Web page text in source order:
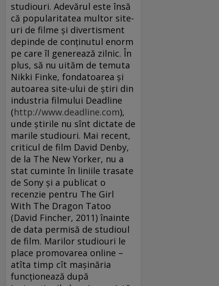
studiouri. Adevărul este însă
că popularitatea multor site-
uri de filme şi divertisment
depinde de conţinutul enorm
pe care îl generează zilnic. În
plus, să nu uităm de temuta
Nikki Finke, fondatoarea şi
autoarea site-ului de ştiri din
industria filmului Deadline
(http://www.deadline.com),
unde ştirile nu sînt dictate de
marile studiouri. Mai recent,
criticul de film David Denby,
de la The New Yorker, nu a
stat cuminte în liniile trasate
de Sony şi a publicat o
recenzie pentru The Girl
With The Dragon Tatoo
(David Fincher, 2011) înainte
de data permisă de studioul
de film. Marilor studiouri le
place promovarea online –
atîta timp cît maşinăria
funcţionează după